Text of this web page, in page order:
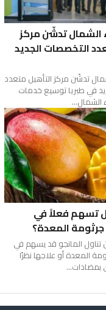
الشمال تدشّن مركز
التخصصات الجديد
تدشّن مركز التأهيل متعدد
في طبريا توسيع خدمات
الشمال...
تسهم فعلاً في
المعدة؟
تناول المانجو قد يسهم في
المعدة أو علاجها نظرًا
بمضادات...